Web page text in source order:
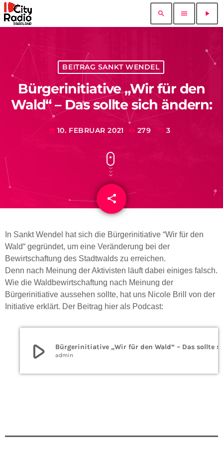
search menu play_arrow
BEITRAG SANKT WENDEL
Bürgerinitiative „Wir für den
Wald“ – Das sollte sich ändern:
today 10. FEBRUAR 2021 279 3
share
email
In Sankt Wendel hat sich die Bürgerinitiative “Wir für den
Wald“ gegründet, um eine Veränderung bei der
Bewirtschaftung des Stadtwalds zu erreichen.
Denn nach Meinung der Aktivisten läuft dabei einiges falsch.
Wie die Waldbewirtschaftung nach Meinung der
Bürgerinitiative aussehen sollte, hat uns Nicole Brill von der
Initiative erklärt. Der Beitrag hier als Podcast:
play_arrow admin